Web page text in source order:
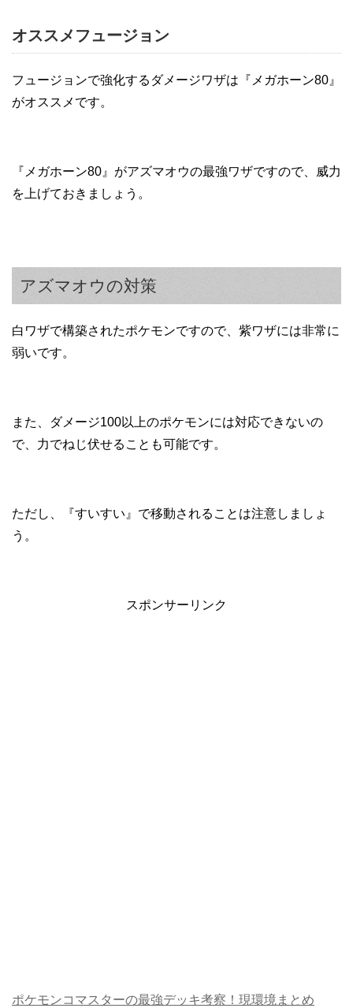
オススメフュージョン
フュージョンで強化するダメージワザは『メガホーン80』
がオススメです。
『メガホーン80』がアズマオウの最強ワザですので、威力
を上げておきましょう。
アズマオウの対策
白ワザで構築されたポケモンですので、紫ワザには非常に
弱いです。
また、ダメージ100以上のポケモンには対応できないの
で、力でねじ伏せることも可能です。
ただし、『すいすい』で移動されることは注意しましょ
う。
スポンサーリンク
ポケモンコマスターの最強デッキ考察！現環境まとめ